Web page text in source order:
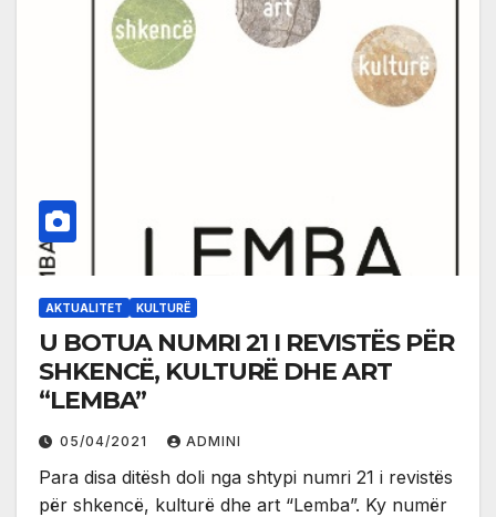
AKTUALITET KULTURË
U BOTUA NUMRI 21 I REVISTËS PËR
SHKENCË, KULTURË DHE ART
“LEMBA”
05/04/2021 ADMINI
Para disa ditësh doli nga shtypi numri 21 i revistës
për shkencë, kulturë dhe art “Lemba”. Ky numër